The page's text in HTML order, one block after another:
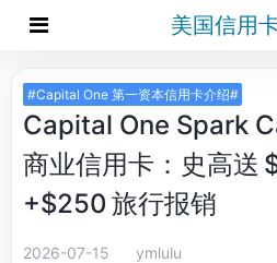
美国信用
#Capital One 第一资本信用卡介绍#
Capital One Spark
商业信用卡：史高送
+$250 旅行报销
2026-07-15 ymlulu